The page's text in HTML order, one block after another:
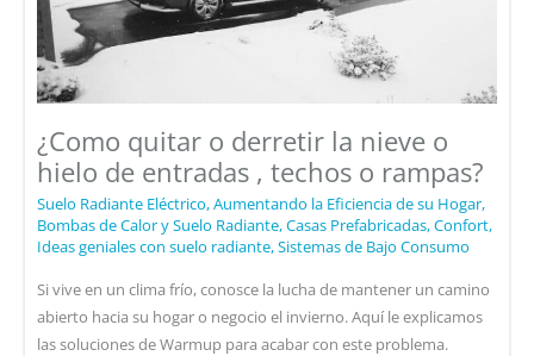
¿Como quitar o derretir la nieve o
hielo de entradas , techos o rampas?
Suelo Radiante Eléctrico,Aumentando la Eficiencia de su Hogar,
Bombas de Calor y Suelo Radiante,Casas Prefabricadas,Confort,
Ideas geniales con suelo radiante,Sistemas de Bajo Consumo
Si vive en un clima frío, conosce la lucha de mantener un camino
abierto hacia su hogar o negocio el invierno. Aquí le explicamos
las soluciones de Warmup para acabar con este problema.